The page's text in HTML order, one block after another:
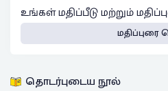
உங்கள் மதிப்பீடு மற்றும்
மதிப்புரை
தொடர்புடைய நூல்